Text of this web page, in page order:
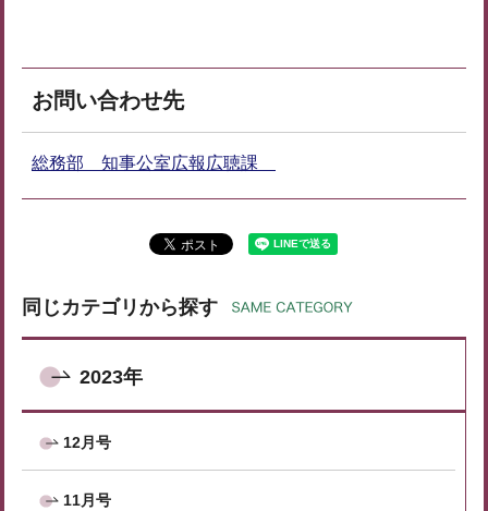
お問い合わせ先
総務部 知事公室広報広聴課
同じカテゴリから探す
2023年
12月号
11月号